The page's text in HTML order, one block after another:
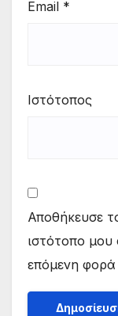
Email *
Ιστότοπος
Αποθήκευσε
ιστότοπο
επόμενη